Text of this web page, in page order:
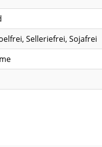
Selleriefrei, Sojafrei